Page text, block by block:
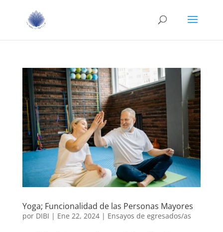
Yoga; Funcionalidad de las Personas Mayores
por DIBI | Ene 22, 2024| Ensayos de egresados/as